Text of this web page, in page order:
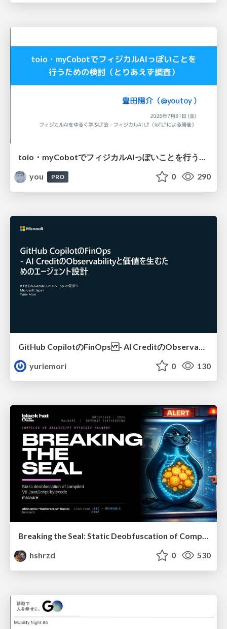
toio・myCobotでフィジカルAIっぽいことを行うための検討（とりあえず調査） / フィジカルAI LT（IoTLTによる開催）
you
PRO 0 290
yuriemori
0 130
Breaking the Seal: Static Deobfuscation of Compiled V8 JavaScript Bytecode Malware
hshrzd
0 530